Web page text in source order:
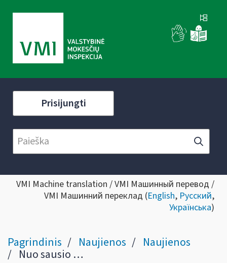
Prisijungti
VMI Machine translation / VMI Машинный перевод /
VMI Машинний переклад (English, Русский,
Українська)
Pagrindinis Naujienos Naujienos
Nuo sausio 1 d. startuoja investicinė sąskaita: TOP 5 dalykai, ką reikia žinoti